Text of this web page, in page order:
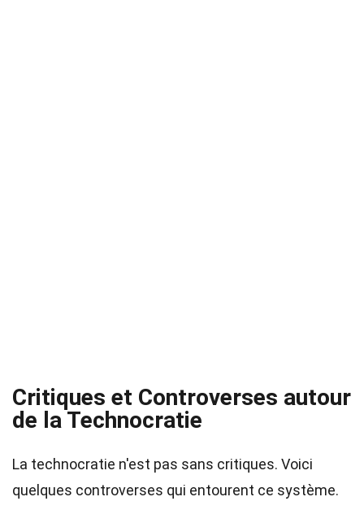
Critiques et Controverses autour
de la Technocratie
La technocratie n'est pas sans critiques. Voici
quelques controverses qui entourent ce système.